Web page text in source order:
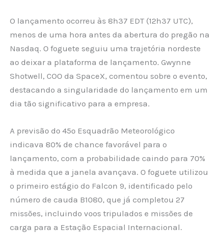
O lançamento ocorreu às 8h37 EDT (12h37 UTC),
menos de uma hora antes da abertura do pregão na
Nasdaq. O foguete seguiu uma trajetória nordeste
ao deixar a plataforma de lançamento. Gwynne
Shotwell, COO da SpaceX, comentou sobre o evento,
destacando a singularidade do lançamento em um
dia tão significativo para a empresa.
A previsão do 45º Esquadrão Meteorológico
indicava 80% de chance favorável para o
lançamento, com a probabilidade caindo para 70%
à medida que a janela avançava. O foguete utilizou
o primeiro estágio do Falcon 9, identificado pelo
número de cauda B1080, que já completou 27
missões, incluindo voos tripulados e missões de
carga para a Estação Espacial Internacional.